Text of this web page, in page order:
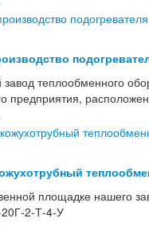
завод теплообменного
предприятия,
площадке нашего
2-Т-4-У